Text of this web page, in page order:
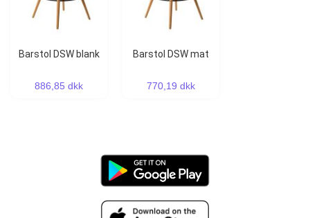
Barstol DSW blank
886,85 dkk
Barstol DSW mat
770,19 dkk